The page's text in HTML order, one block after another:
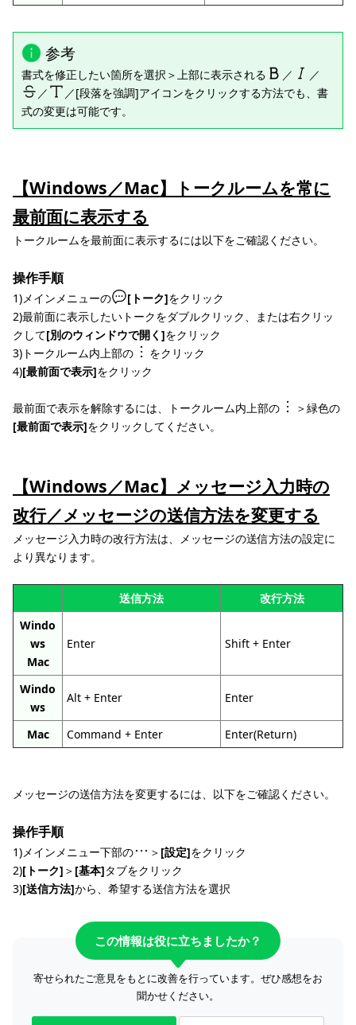
参考
書式を修正したい箇所を選択＞上部に表示される ／
／
／
／[段落を強調]アイコンをクリックする方法でも、書
式の変更は可能です。
【Windows／Mac】トークルームを常に
最前面に表示する
トークルームを最前面に表示するには以下をご確認ください。
操作手順
1)メインメニューの [トーク]をクリック
2)最前面に表示したいトークをダブルクリック、または右クリッ
クして[別のウィンドウで開く]をクリック
3)トークルーム内上部の
をクリック
4)[最前面で表示]をクリック
最前面で表示を解除するには、トークルーム内上部の
＞緑色の
[最前面で表示]をクリックしてください。
【Windows／Mac】メッセージ入力時の
改行／メッセージの送信方法を変更する
メッセージ入力時の改行方法は、メッセージの送信方法の設定に
より異なります。
送信方法
改行方法
Windo
ws
Mac
Enter Shift + Enter
Windo
ws
Alt + Enter Enter
Mac Command + Enter Enter(Return)
メッセージの送信方法を変更するには、以下をご確認ください。
操作手順
1)メインメニュー下部の ＞ [設定]をクリック
2)[トーク] ＞ [基本]タブをクリック
3)[送信方法]から、希望する送信方法を選択
この情報は役に立ちましたか？
寄せられたご意見をもとに改善を行っています。ぜひ感想をお
聞かせください。